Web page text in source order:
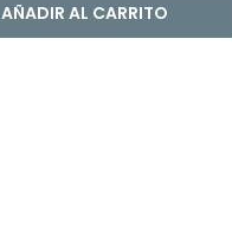
AÑADIR AL CARRITO